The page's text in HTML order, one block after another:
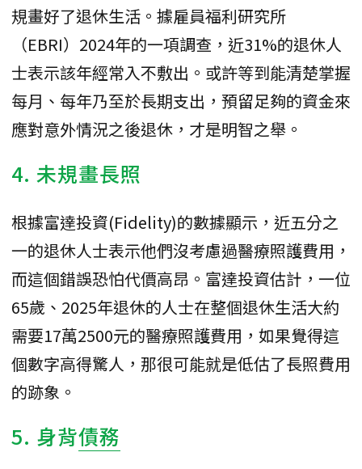
規畫好了退休生活。據雇員福利研究所
（EBRI）2024年的一項調查，近31%的退休人
士表示該年經常入不敷出。或許等到能清楚掌握
每月、每年乃至於長期支出，預留足夠的資金來
應對意外情況之後退休，才是明智之舉。
4. 未規畫長照
根據富達投資(Fidelity)的數據顯示，近五分之
一的退休人士表示他們沒考慮過醫療照護費用，
而這個錯誤恐怕代價高昂。富達投資估計，一位
65歲、2025年退休的人士在整個退休生活大約
需要17萬2500元的醫療照護費用，如果覺得這
個數字高得驚人，那很可能就是低估了長照費用
的跡象。
5. 身背債務